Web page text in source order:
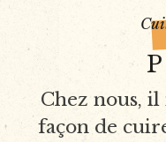
Chez nous, il
façon de